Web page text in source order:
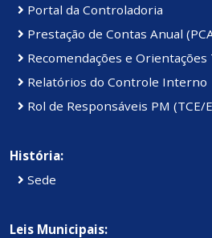
Portal da Controladoria
Prestação de Contas Anual
Recomendações e Orientações
Relatórios do Controle Interno
Rol de Responsáveis PM (TCE/
História:
Sede
Leis Municipais: